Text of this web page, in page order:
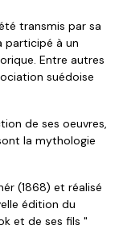
transmis par sa
participé à un
Entre autres
suédoise
de ses oeuvres,
la mythologie
(1868) et réalisé
édition du
et de ses fils "